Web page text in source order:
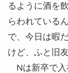
るように酒を
らわれている
で、今日は暇
けど、ふと旧
Nは新卒で入